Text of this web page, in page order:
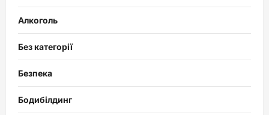
Алкоголь
Без категорії
Безпека
Бодибілдинг